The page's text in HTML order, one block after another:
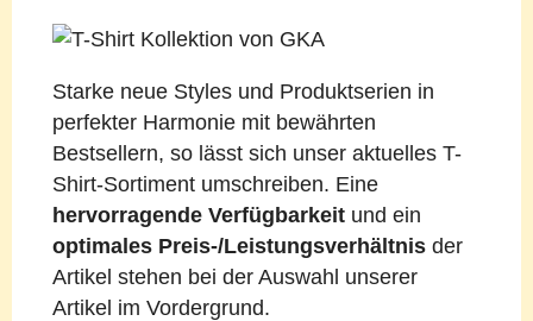
Starke neue Styles und Produktserien in
perfekter Harmonie mit bewährten
Bestsellern, so lässt sich unser aktuelles T-
Shirt-Sortiment umschreiben. Eine
hervorragende Verfügbarkeitund ein
optimales Preis-/Leistungsverhältnisder
Artikel stehen bei der Auswahl unserer
Artikel im Vordergrund.